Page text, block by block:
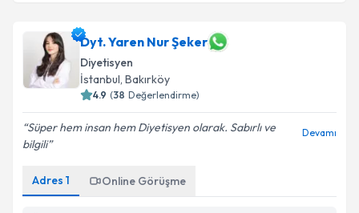
Dyt. Yaren Nur Şeker
Diyetisyen
İstanbul, Bakırköy
4.9 (38 Değerlendirme)
Süper hem insan hem Diyetisyen olarak. Sabırlı ve
bilgili
Devamı
Adres 1 Online Görüşme